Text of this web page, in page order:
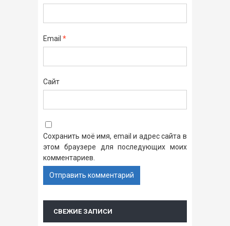
Email *
Сайт
Сохранить моё имя, email и адрес сайта в
этом браузере для последующих моих
комментариев.
СВЕЖИЕ ЗАПИСИ